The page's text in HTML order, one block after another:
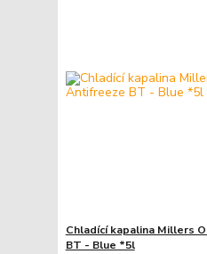
Chladící kapalina Millers
BT - Blue *5l